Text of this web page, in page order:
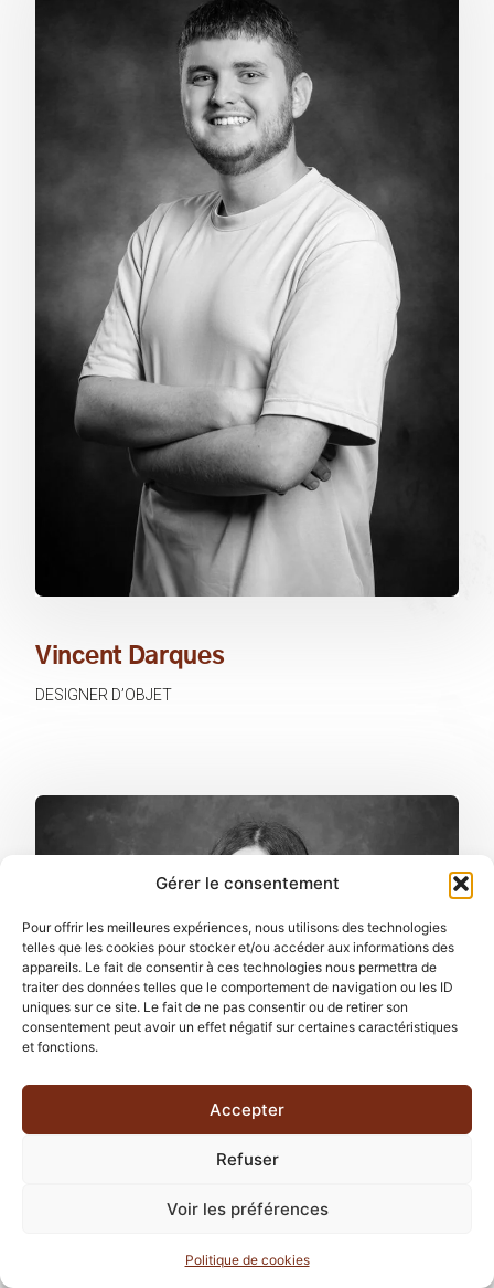
Vincent Darques
DESIGNER D’OBJET